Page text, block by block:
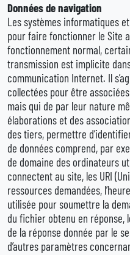
Données de navigation
Les systèmes informatiques
pour faire fonctionner le Site
fonctionnement normal,
transmission est implicite
communication Internet. Il
collectées pour être
mais qui de par leur nature
élaborations et des
des tiers, permettre
de données comprend, par
de domaine des ordinateurs
connectent au site, les URI
ressources demandées,
utilisée pour soumettre la
du fichier obtenu en réponse,
de la réponse donnée par le
d’autres paramètres